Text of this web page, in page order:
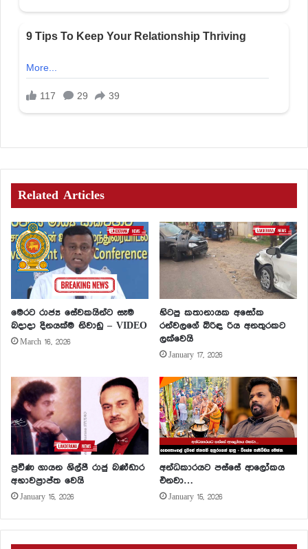
Related Articles
මෙරට රාජ්‍ය සේවකයින්ට සෑම
බදාදා දිනයක්ම නිවාඩු – VIDEO
March 16, 2026
හිටපු කතානායක අසෝක
රන්වලගේ බිරිඳ රිය අනතුරකට
ලක්වෙයි
January 17, 2026
ප්‍රවීණ ගායන ශිල්පී රාජු බණ්ඩාර
අභාවප්‍රාප්ත වෙයි
January 15, 2026
අන්ධකාරයට පස්සේ ආලෝකය
එනවා…
January 15, 2026